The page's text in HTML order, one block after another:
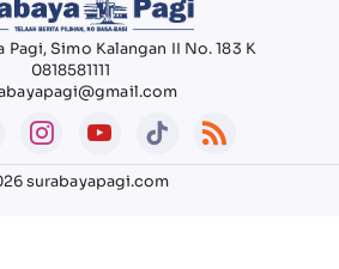
Pagi, Simo Kalangan II No. 183 K
0818581111
surabayapagi.com